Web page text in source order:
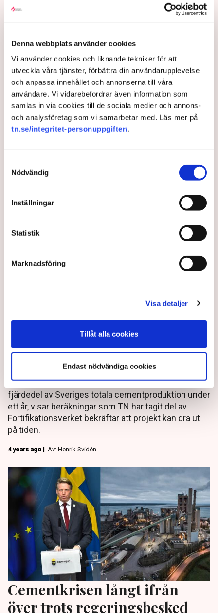
Denna webbplats använder cookies
Vi använder cookies och liknande tekniker för att
utveckla våra tjänster, förbättra din användarupplevelse
och anpassa innehållet och annonserna till våra
användare. Vi vidarebefordrar även information som
samlas in via cookies till de sociala medier och annons-
och analysföretag som vi samarbetar med. Läs mer på
tn.se/integritet-personuppgifter/.
Nödvändig
Inställningar
Statistik
Marknadsföring
Visa detaljer
Tillåt alla cookies
Endast nödvändiga cookies
Efter Cementa: Så stoppade
staten 300 miljoner ton
kalksten – ”Farsartat”
SMA Mineral nekas skadestånd på 3,6 miljarder efter
en mångårig rättsprocess om kalkbrytning på
Gotland. Bolaget kommer nu att överklaga domen.
”Det här är en hantering som inte är värdig en
4 years ago | Av: Gabriel Cardona Cervantes
Larmet: Ny cementkris kan
stoppa försvarssatsningar
upprustas. Men efter årsskiftet kan Sverige stå helt
utan cement. Bara skyddsrummen motsvarar en
fjärdedel av Sveriges totala cementproduktion under
ett år, visar beräkningar som TN har tagit del av.
Fortifikationsverket bekräftar att projekt kan dra ut
på tiden.
4 years ago | Av: Henrik Svidén
Cementkrisen långt ifrån
över trots regeringsbesked